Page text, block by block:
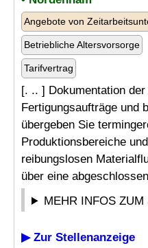
Angebote von
Betriebliche Altersvorsorge
Tarifvertrag
[. .. ] Dokumentation
Fertigungsaufträge und
übergeben Sie
Produktionsbereiche
reibungslosen
über eine
MEHR INFOS
▶ Zur Stellenanzeige